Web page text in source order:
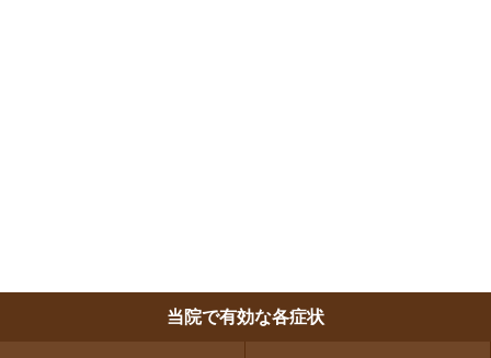
当院で有効な各症状